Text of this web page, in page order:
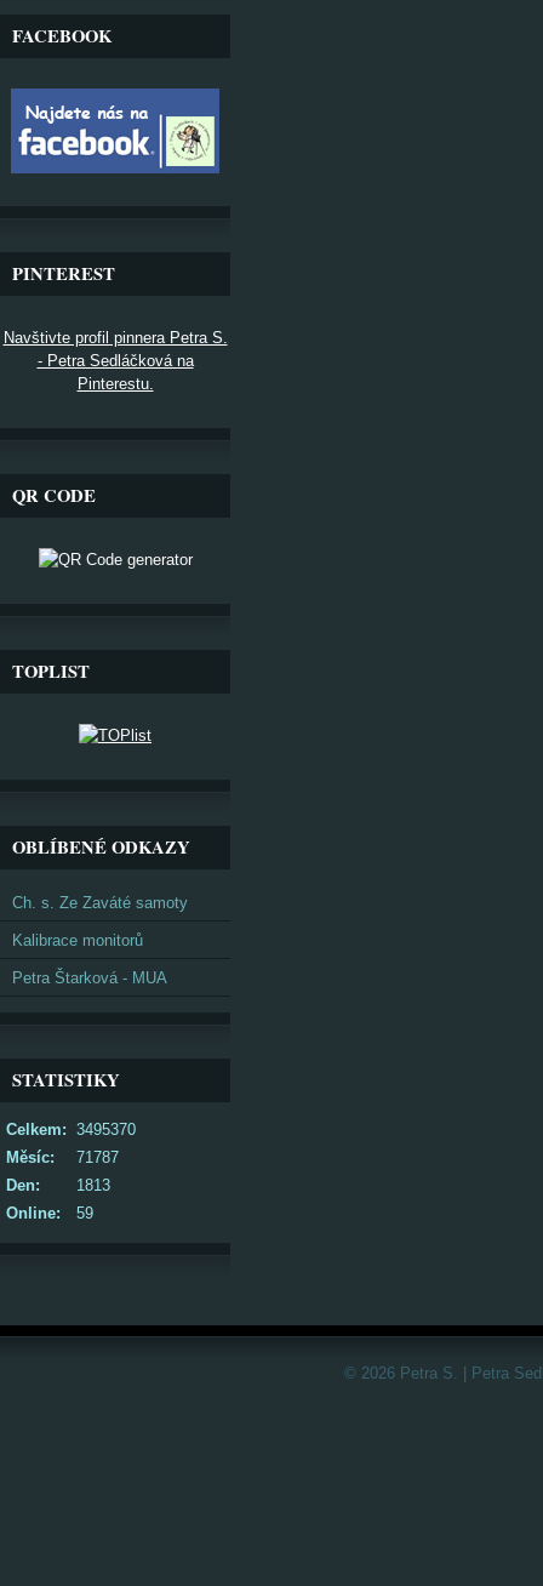
FACEBOOK
PINTEREST
Navštivte profil pinnera Petra S.
- Petra Sedláčková na
Pinterestu.
QR CODE
TOPLIST
OBLÍBENÉ ODKAZY
Ch. s. Ze Zaváté samoty
Kalibrace monitorů
Petra Štarková - MUA
STATISTIKY
Online: 59
Celkem: 3495370
Měsíc:
71787
Den:
1813
© 2026 Petra S. | Petra